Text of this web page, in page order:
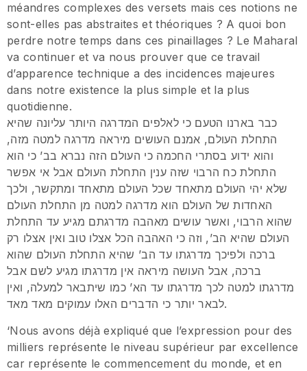
méandres complexes des versets mais ces notions ne
sont-elles pas abstraites et théoriques ? A quoi bon
perdre notre temps dans ces pinaillages ? Le Maharal
va continuer et va nous prouver que ce travail
d’apparence technique a des incidences majeures
dans notre existence la plus simple et la plus
quotidienne.
כבר בארנו הטעם כי לאלפים המדרגה היותר עליונה שהיא
התחלת העולם, אמנם העושים מיראה מדרגה למטה מזה,
והוא ידוע בסתרי החכמה כי העולם הזה נברא בב’ כי הוא
התחלת כח הרבוי שזה ענין התחלת העולם אבל אי אפשר
שלא יהי העולם מתאחד שכל העולם מתאחד ומתקשר, ולכך
האחדות של העולם הוא מדרגה למטה מן התחלת העולם
שהוא הרבוי, ואשר עושים מאהבה מדרגתם מגיע עד התחלת
העולם שהיא הב’, וזה כי האהבה הכל אצלו טוב ואין אצלו רק
ברכה ולפיכך מדרגתו עד הב’ שהיא התחלת העולם שהוא
ברכה, אבל העושה מיראה אין מדרגתו מגיע לשם אבל
מדרגתו למטה לכך מדרגתו עד הא’ כמו שיתבאר למעלה, ואין
לבאר יותר כי הדברים האלו עמוקים מאד מאד.
‘Nous avons déjà expliqué que l’expression pour des
milliers représente le niveau supérieur par excellence
car représente le commencement du monde, et en